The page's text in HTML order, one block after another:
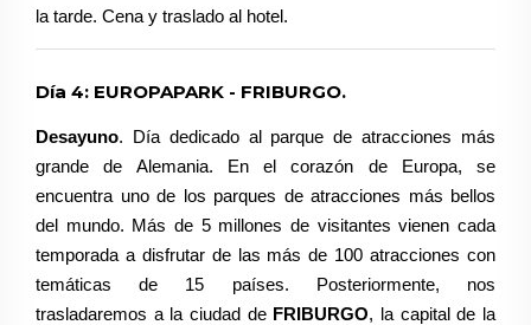
la tarde. Cena y traslado al hotel.
Día 4: EUROPAPARK - FRIBURGO.
Desayuno. Día dedicado al parque de atracciones más
grande de Alemania. En el corazón de Europa, se
encuentra uno de los parques de atracciones más bellos
del mundo. Más de 5 millones de visitantes vienen cada
temporada a disfrutar de las más de 100 atracciones con
temáticas de 15 países. Posteriormente, nos
trasladaremos a la ciudad de FRIBURGO, la capital de la